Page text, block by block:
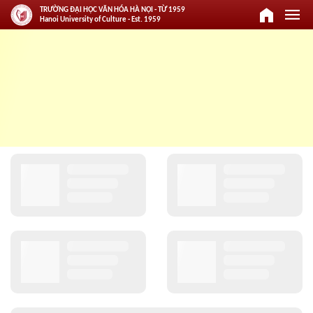
TRƯỜNG ĐẠI HỌC VĂN HÓA HÀ NỘI - TỪ 1959
Hanoi University of Culture - Est. 1959
home menu